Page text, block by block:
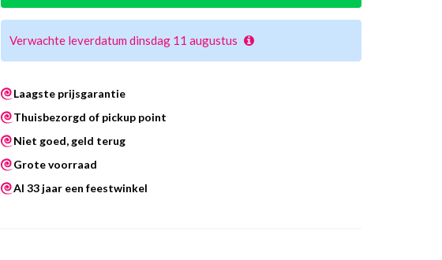
Verwachte leverdatum dinsdag 11 augustus
Laagste prijsgarantie
Thuisbezorgd of pickup point
Niet goed, geld terug
Grote voorraad
Al 33 jaar een feestwinkel